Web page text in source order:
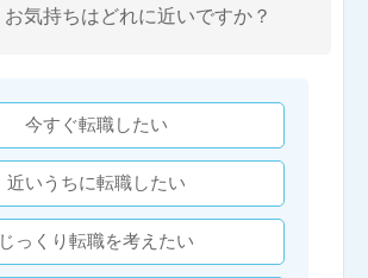
お気持ちはどれに近いですか？
今すぐ転職したい
近いうちに転職したい
じっくり転職を考えたい